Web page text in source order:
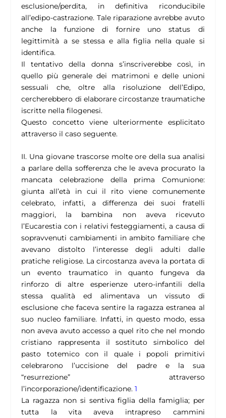
esclusione/perdita, in definitiva riconducibile
all’edipo-castrazione. Tale riparazione avrebbe avuto
anche la funzione di fornire uno status di
legittimità a se stessa e alla figlia nella quale si
identifica.
Il tentativo della donna s’inscriverebbe così, in
quello più generale dei matrimoni e delle unioni
sessuali che, oltre alla risoluzione dell’Edipo,
cercherebbero di elaborare circostanze traumatiche
iscritte nella filogenesi.
Questo concetto viene ulteriormente esplicitato
attraverso il caso seguente.
II. Una giovane trascorse molte ore della sua analisi
a parlare della sofferenza che le aveva procurato la
mancata celebrazione della prima Comunione:
giunta all’età in cui il rito viene comunemente
celebrato, infatti, a differenza dei suoi fratelli
maggiori, la bambina non aveva ricevuto
l’Eucarestia con i relativi festeggiamenti, a causa di
sopravvenuti cambiamenti in ambito familiare che
avevano distolto l’interesse degli adulti dalle
pratiche religiose. La circostanza aveva la portata di
un evento traumatico in quanto fungeva da
rinforzo di altre esperienze utero-infantili della
stessa qualità ed alimentava un vissuto di
esclusione che faceva sentire la ragazza estranea al
suo nucleo familiare. Infatti, in questo modo, essa
non aveva avuto accesso a quel rito che nel mondo
cristiano rappresenta il sostituto simbolico del
pasto totemico con il quale i popoli primitivi
celebrarono l’uccisione del padre e la sua
“resurrezione” attraverso
l’incorporazione/identificazione.1
La ragazza non si sentiva figlia della famiglia; per
tutta la vita aveva intrapreso cammini